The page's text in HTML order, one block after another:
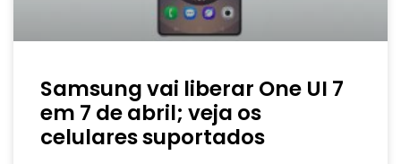
Samsung vai liberar One UI 7
em 7 de abril; veja os
celulares suportados